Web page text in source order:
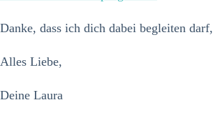
Danke, dass ich dich dabei begleiten darf,
Alles Liebe,
Deine Laura